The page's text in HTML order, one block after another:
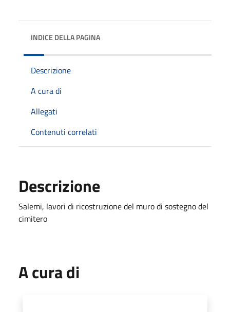
INDICE DELLA PAGINA
Descrizione
A cura di
Allegati
Contenuti correlati
Descrizione
Salemi, lavori di ricostruzione del muro di sostegno del
cimitero
A cura di